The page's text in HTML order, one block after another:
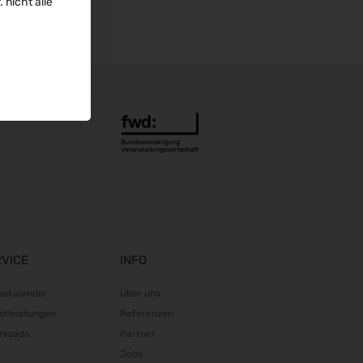
expopharm 2026
15.09.2026 - 17.09.2026
15.09.2026 - 18.09.2026
area30 2026 - Löhne
InnoTrans 2026
INFO
Über uns
Referenzen
Partner
Jobs